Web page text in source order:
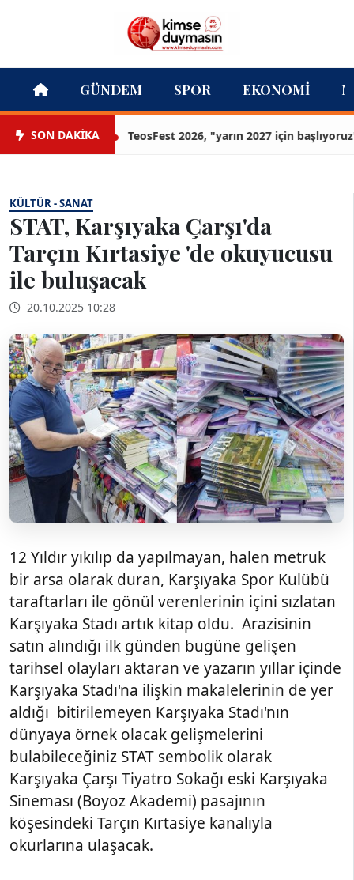
GÜNDEM SPOR EKONOMI
SON DAKİKA TeosFest 2026, "yarın 2027 için başlıyoruz"
KÜLTÜR - SANAT
STAT, Karşıyaka Çarşı'da
Tarçın Kırtasiye 'de okuyucusu
ile buluşacak
20.10.2025 10:28
12 Yıldır yıkılıp da yapılmayan, halen metruk
bir arsa olarak duran, Karşıyaka Spor Kulübü
taraftarları ile gönül verenlerinin içini sızlatan
Karşıyaka Stadı artık kitap oldu. Arazisinin
satın alındığı ilk günden bugüne gelişen
tarihsel olayları aktaran ve yazarın yıllar içinde
Karşıyaka Stadı'na ilişkin makalelerinin de yer
aldığı bitirilemeyen Karşıyaka Stadı'nın
dünyaya örnek olacak gelişmelerini
bulabileceğiniz STAT sembolik olarak
Karşıyaka Çarşı Tiyatro Sokağı eski Karşıyaka
Sineması (Boyoz Akademi) pasajının
köşesindeki Tarçın Kırtasiye kanalıyla
okurlarına ulaşacak.